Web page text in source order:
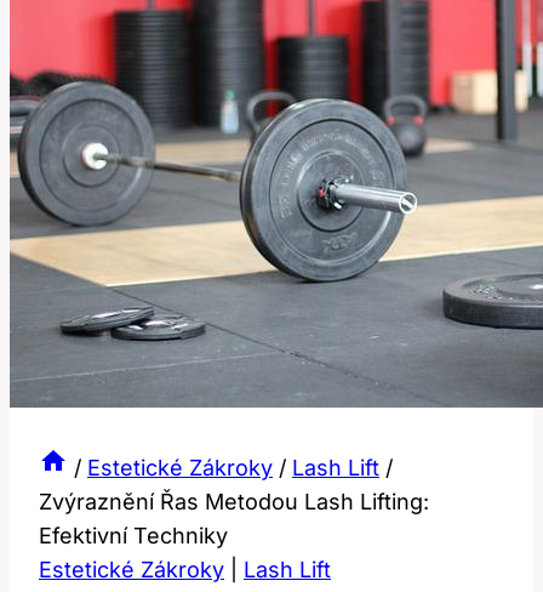
/ Estetické Zákroky / Lash Lift /
Zvýraznění Řas Metodou Lash Lifting:
Efektivní Techniky
Estetické Zákroky
Lash Lift